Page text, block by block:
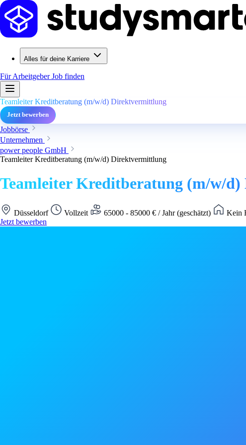
Alles für deine Karriere
Für ArbeitgeberJob finden
Teamleiter Kreditberatung (m/w/d) Direktvermittlung
Jetzt bewerben
Jobbörse
Unternehmen
power people GmbH
Teamleiter Kreditberatung (m/w/d) Direktvermittlung
Teamleiter Kreditberatung (m/w/
Düsseldorf Vollzeit 65000 - 85000 € / Jahr (geschätzt)
Kein
Jetzt bewerben